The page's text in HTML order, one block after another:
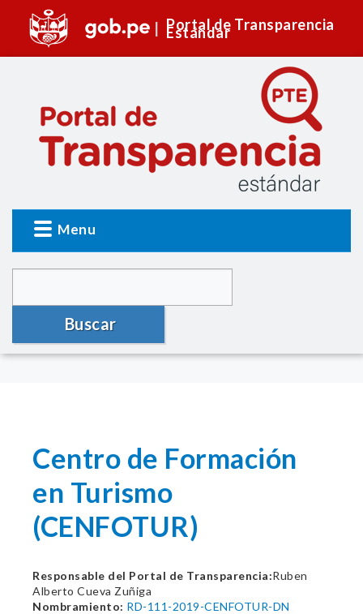
Portal de Transparencia
Estándar
Menu
Buscar
Centro de Formación
en Turismo
(CENFOTUR)
Responsable del Portal de Transparencia:Ruben
Alberto Cueva Zuñiga
Nombramiento: RD-111-2019-CENFOTUR-DN